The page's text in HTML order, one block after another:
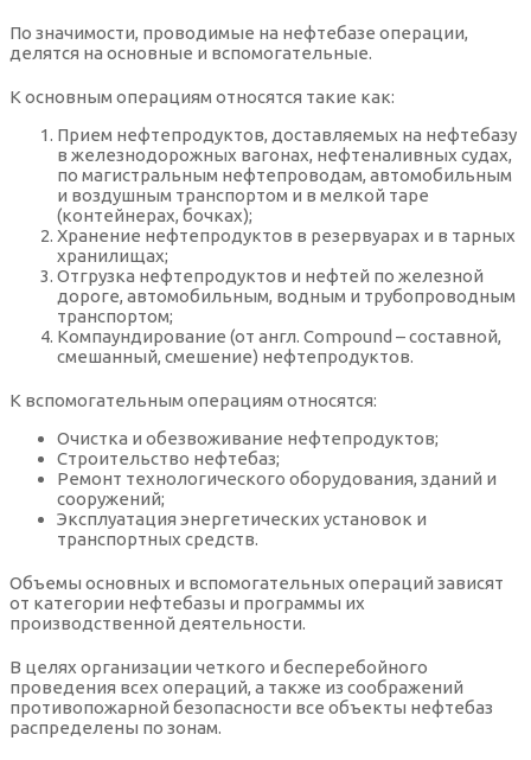
По значимости, проводимые на нефтебазе операции,
делятся на основные и вспомогательные.
К основным операциям относятся такие как:
Прием нефтепродуктов, доставляемых на нефтебазу
в железнодорожных вагонах, нефтеналивных судах,
по магистральным нефтепроводам, автомобильным
и воздушным транспортом и в мелкой таре
(контейнерах, бочках);
Хранение нефтепродуктов в резервуарах и в тарных
хранилищах;
Отгрузка нефтепродуктов и нефтей по железной
дороге, автомобильным, водным и трубопроводным
транспортом;
Компаундирование (от англ. Compound – составной,
смешанный, смешение) нефтепродуктов.
К вспомогательным операциям относятся:
Очистка и обезвоживание нефтепродуктов;
Строительство нефтебаз;
Ремонт технологического оборудования, зданий и
сооружений;
Эксплуатация энергетических установок и
транспортных средств.
Объемы основных и вспомогательных операций зависят
от категории нефтебазы и программы их
производственной деятельности.
В целях организации четкого и бесперебойного
проведения всех операций, а также из соображений
противопожарной безопасности все объекты нефтебаз
распределены по зонам.